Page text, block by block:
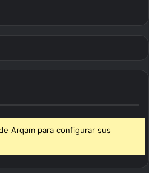
Arqam para configurar sus